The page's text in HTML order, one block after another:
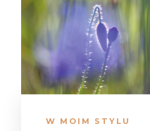
W MOIM STYLU